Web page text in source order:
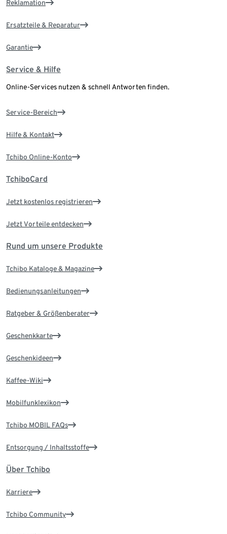
Reklamation
Ersatzteile & Reparatur
Garantie
Service & Hilfe
Online-Services nutzen & schnell Antworten finden.
Service-Bereich
Hilfe & Kontakt
Tchibo Online-Konto
TchiboCard
Jetzt kostenlos registrieren
Jetzt Vorteile entdecken
Rund um unsere Produkte
Tchibo Kataloge & Magazine
Bedienungsanleitungen
Ratgeber & Größenberater
Geschenkkarte
Geschenkideen
Kaffee-Wiki
Mobilfunklexikon
Tchibo MOBIL FAQs
Entsorgung / Inhaltsstoffe
Über Tchibo
Karriere
Tchibo Community